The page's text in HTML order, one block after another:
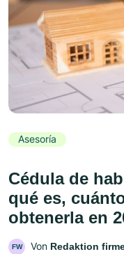
Asesoría
Cédula de
qué es,
obtenerla en
FW Von Redaktion